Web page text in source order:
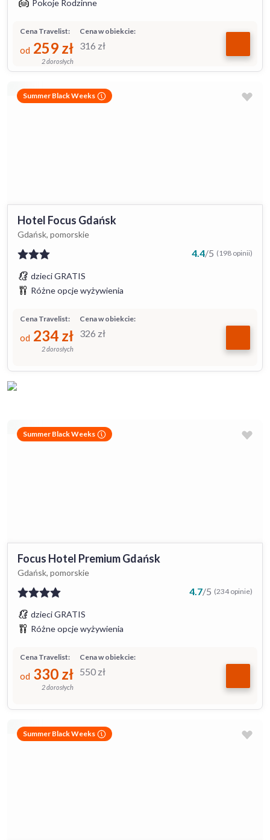
Pokoje Rodzinne
Cena w obiekcie:
316 zł
Cena Travelist:
od 259 zł
2 dorosłych
Summer Black Weeks
Hotel Focus Gdańsk
Gdańsk, pomorskie
4.4/5 (198 opinii)
dzieci GRATIS
Różne opcje wyżywienia
Cena w obiekcie:
326 zł
Cena Travelist:
od 234 zł
2 dorosłych
Summer Black Weeks
Focus Hotel Premium Gdańsk
Gdańsk, pomorskie
4.7/5 (234 opinie)
dzieci GRATIS
Różne opcje wyżywienia
Cena w obiekcie:
550 zł
Cena Travelist:
od 330 zł
2 dorosłych
Summer Black Weeks